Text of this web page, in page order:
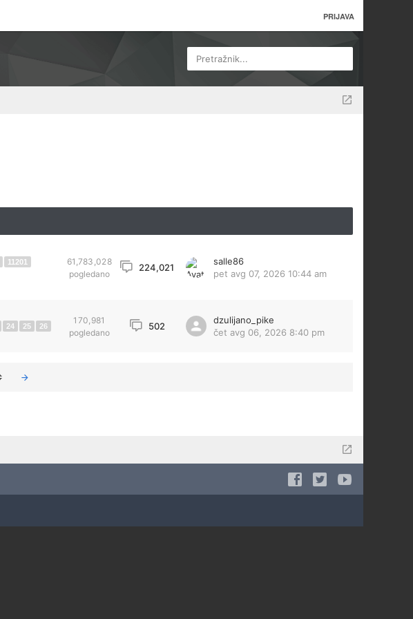
PRIJAVA
Pretražnik...
11201
61,783,028
pogledano
224,021
salle86
pet avg 07, 2026 10:44 am
24 25 26
170,981
pogledano
502
dzulijano_pike
čet avg 06, 2026 8:40 pm